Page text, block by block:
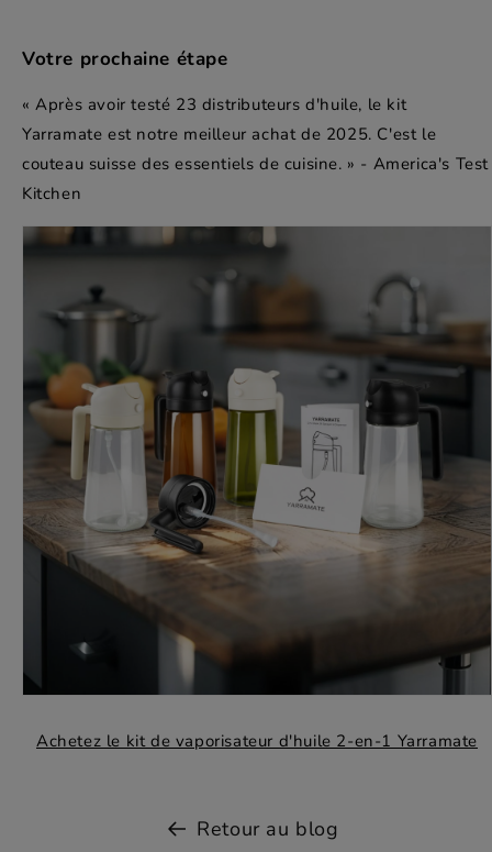
Votre prochaine étape
« Après avoir testé 23 distributeurs d'huile, le kit
Yarramate est notre meilleur achat de 2025. C'est le
couteau suisse des essentiels de cuisine. » - America's Test
Kitchen
Achetez le kit de vaporisateur d'huile 2-en-1 Yarramate
Retour au blog